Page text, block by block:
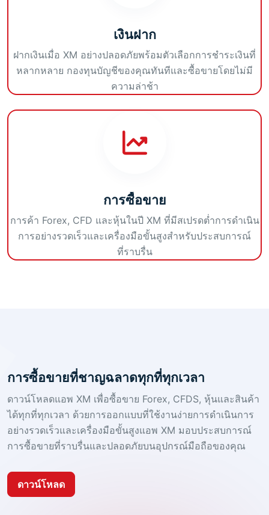
เงินฝาก
ฝากเงินเมื่อ XM อย่างปลอดภัยพร้อมตัวเลือกการชำระเงินที่
หลากหลาย กองทุนบัญชีของคุณทันทีและซื้อขายโดยไม่มี
ความล่าช้า
การซื้อขาย
การค้า Forex, CFD และหุ้นในปี XM ที่มีสเปรดต่ำการดำเนิน
การอย่างรวดเร็วและเครื่องมือขั้นสูงสำหรับประสบการณ์
ที่ราบรื่น
การซื้อขายที่ชาญฉลาดทุกที่ทุกเวลา
ดาวน์โหลดแอพ XM เพื่อซื้อขาย Forex, CFDS, หุ้นและสินค้า
ได้ทุกที่ทุกเวลา ด้วยการออกแบบที่ใช้งานง่ายการดำเนินการ
อย่างรวดเร็วและเครื่องมือขั้นสูงแอพ XM มอบประสบการณ์
การซื้อขายที่ราบรื่นและปลอดภัยบนอุปกรณ์มือถือของคุณ
ดาวน์โหลด